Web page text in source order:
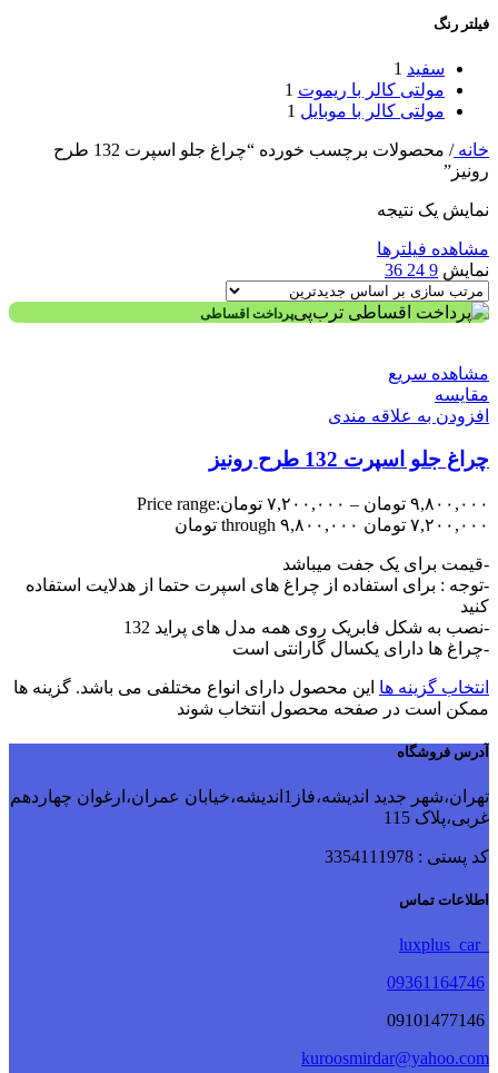
فیلتر رنگ
سفید 1
مولتی کالر با ریموت 1
مولتی کالر با موبایل 1
خانه/
محصولات برچسب خورده “چراغ جلو اسپرت 132 طرح
رونیز”
نمایش یک نتیجه
مشاهده فیلترها
نمایش 9
24
36
پرداخت اقساطی
مشاهده سریع
مقایسه
افزودن به علاقه مندی
چراغ جلو اسپرت 132 طرح رونیز
۹,۸۰۰,۰۰۰ تومان – ۷,۲۰۰,۰۰۰ تومانPrice range:
۷,۲۰۰,۰۰۰ تومان through ۹,۸۰۰,۰۰۰ تومان
-قیمت برای یک جفت میباشد
-توجه : برای استفاده از چراغ های اسپرت حتما از هدلایت استفاده
کنید
-نصب به شکل فابریک روی همه مدل های پراید 132
-چراغ ها دارای یکسال گارانتی است
انتخاب گزینه ها این محصول دارای انواع مختلفی می باشد. گزینه ها
ممکن است در صفحه محصول انتخاب شوند
آدرس فروشگاه
تهران،شهر جدید اندیشه،فاز1اندیشه،خیابان عمران،ارغوان چهاردهم
غربی،پلاک 115
کد پستی : 3354111978
اطلاعات تماس
09361164746
kuroosmirdar@yahoo.com